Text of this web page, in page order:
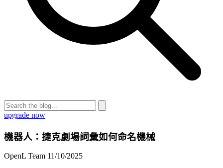
upgrade now
機器人：捷克劇場詞彙如何命名機械
OpenL Team 11/10/2025